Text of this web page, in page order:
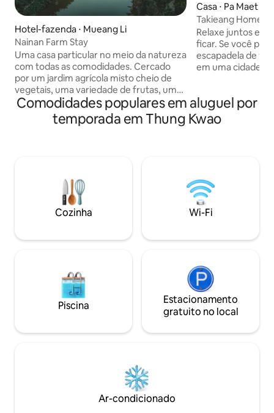
Hotel-fazenda ⋅ Mueang Li
Nainan Farm Stay
Uma casa particular no meio da natureza
com todas as comodidades. Cercado
por um jardim agrícola misto cheio de
vegetais, uma variedade de frutas, uma
vista da lagoa de peixes no pátio, a
atmosfera do açude, mantendo a água
fluindo no final de Finn e muito mais
Wang Kho - Templo da Caverna
Chetawan (Wat Khu Ba Noi) - Templo Bo
Kaew, veja os murais de metal - Ponto de
nevoeiro na cabeça da cidade de Lee -
frente a Uttaradit) - Doi Dao.
Casa ⋅ Pa Maet
Takieang
Relaxe juntos em
ficar. Se você
escapadela de
em uma cidade
a poucos passos
sentar e pescar o dia. De manhã,
você acorda,
Temos um
aeroporto,
estação de trem.
pedido.
Comodidades populares em aluguel por
temporada em Thung Kwao
Cozinha Wi-Fi
Piscina
Estacionamento
gratuito no local
Ar-condicionado